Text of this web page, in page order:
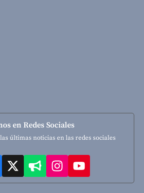
en Redes Sociales
últimas noticias en las redes sociales